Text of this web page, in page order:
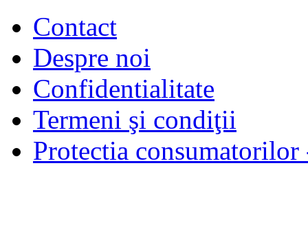
Contact
Despre noi
Confidentialitate
Termeni şi condiţii
Protectia